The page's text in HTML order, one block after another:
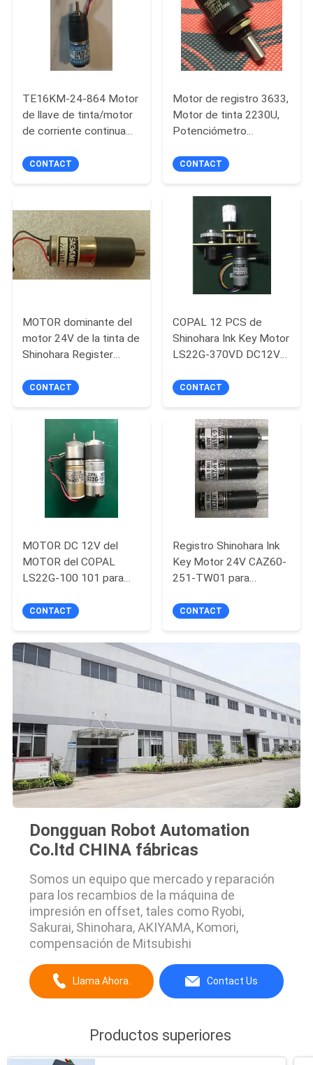
CONTROL
ÉNTRENOS
EN
CONTACTO
PIDA
UNA
MAPA
DEL
SITIO
PRIVACY
POLICY
TE16KM-24-864 Motor
de llave de tinta/motor
de corriente continua
CONTACT
Motor de registro 3633,
Motor de tinta 2230U,
Potenciómetro
CONTACT
MOTOR dominante del
motor 24V de la tinta de
Shinohara Register
Accessories de 22
CONTACT
COPAL 12 PCS de
Shinohara Ink Key Motor
LS22G-370VD DC12V
CONTACT
MOTOR DC 12V del
MOTOR del COPAL
LS22G-100 101 para
CONTACT
Registro Shinohara Ink
Key Motor 24V CAZ60-
251-TW01 para
CONTACT
Dongguan Robot Automation
Co.ltd CHINA fábricas
Somos un equipo que mercado y reparación
para los recambios de la máquina de
impresión en offset, tales como Ryobi,
Sakurai, Shinohara, AKIYAMA, Komori,
compensación de Mitsubishi
Llama Ahora. Contact Us
Productos superiores